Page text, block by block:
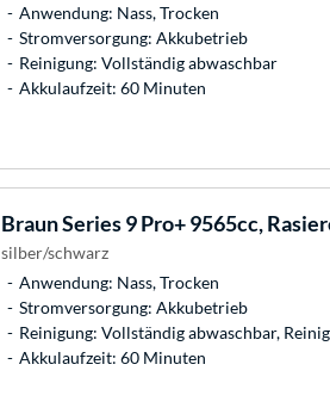
Anwendung: Nass, Trocken
Stromversorgung: Akkubetrieb
Reinigung: Vollständig abwaschbar
Akkulaufzeit: 60 Minuten
BraunSeries 9 Pro+ 9565cc,
silber/schwarz
Anwendung: Nass, Trocken
Stromversorgung: Akkubetrieb
Reinigung: Vollständig abwaschbar,
Akkulaufzeit: 60 Minuten